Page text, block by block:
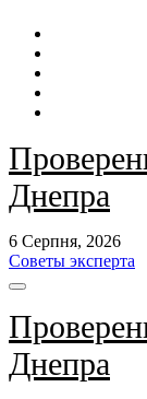
Перейти
контенту
Днепра
6 Серпня, 2026
Советы эксперта
Днепра